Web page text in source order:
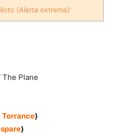
(Alerta extrema)'
The Plane
Torrance)
)